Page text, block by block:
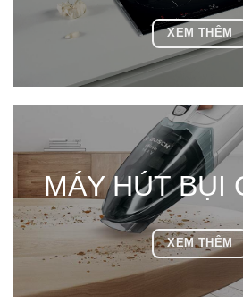
XEM THÊM
MÁY HÚT BỤI
XEM THÊM